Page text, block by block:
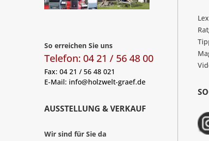
So erreichen Sie uns
Telefon: 04 21 / 56 48 00
Fax: 04 21 / 56 48 021
E-Mail: info@holzwelt-graef.de
AUSSTELLUNG & VERKAUF
Wir sind für Sie da